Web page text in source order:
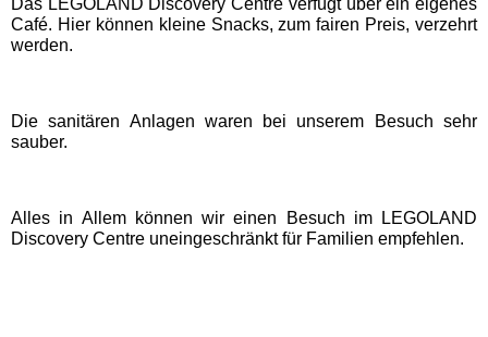
Fort Fun Abenteuerland
PanoramaPark
Das LEGOLAND Discovery Centre verfügt über ein eigenes
Café. Hier können kleine Snacks, zum fairen Preis, verzehrt
werden.
Die sanitären Anlagen waren bei unserem Besuch sehr
sauber.
Alles in Allem können wir einen Besuch im LEGOLAND
Discovery Centre uneingeschränkt für Familien empfehlen.